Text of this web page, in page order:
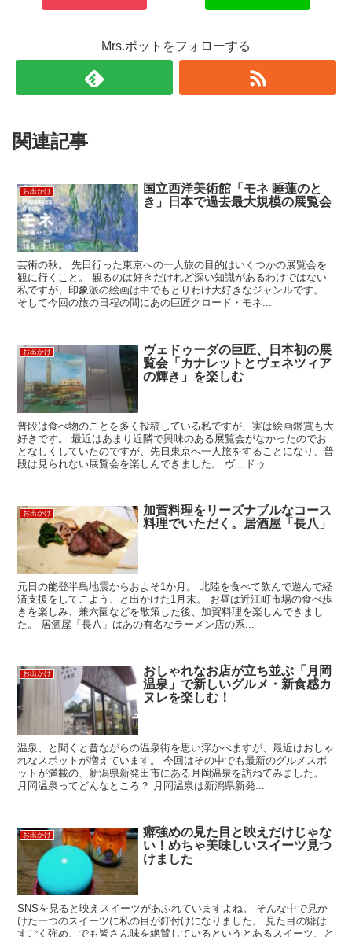
Mrs.ポットをフォローする
関連記事
お出かけ
国立西洋美術館「モネ 睡蓮のと
き」日本で過去最大規模の展覧会
芸術の秋。 先日行った東京への一人旅の目的はいくつかの展覧会を
観に行くこと。 観るのは好きだけれど深い知識があるわけではない
私ですが、印象派の絵画は中でもとりわけ大好きなジャンルです。
そして今回の旅の日程の間にあの巨匠クロード・モネ...
お出かけ
ヴェドゥーダの巨匠、日本初の展
覧会「カナレットとヴェネツィア
の輝き」を楽しむ
普段は食べ物のことを多く投稿している私ですが、実は絵画鑑賞も大
好きです。 最近はあまり近隣で興味のある展覧会がなかったのでお
となしくしていたのですが、先日東京へ一人旅をすることになり、普
段は見られない展覧会を楽しんできました。 ヴェドゥ...
お出かけ
加賀料理をリーズナブルなコース
料理でいただく。居酒屋「長八」
元日の能登半島地震からおよそ1か月。 北陸を食べて飲んで遊んで経
済支援をしてこよう、と出かけた1月末。 お昼は近江町市場の食べ歩
きを楽しみ、兼六園などを散策した後、加賀料理を楽しんできまし
た。 居酒屋「長八」はあの有名なラーメン店の系...
お出かけ
おしゃれなお店が立ち並ぶ「月岡
温泉」で新しいグルメ・新食感カ
ヌレを楽しむ！
温泉、と聞くと昔ながらの温泉街を思い浮かべますが、最近はおしゃ
れなスポットが増えています。 今回はその中でも最新のグルメスポ
ットが満載の、新潟県新発田市にある月岡温泉を訪ねてみました。
月岡温泉ってどんなところ？ 月岡温泉は新潟県新発...
お出かけ
癖強めの見た目と映えだけじゃな
い！めちゃ美味しいスイーツ見つ
けました
SNSを見ると映えスイーツがあふれていますよね。 そんな中で見か
けた一つのスイーツに私の目が釘付けになりました。 見た目の癖は
すごく強め、でも皆さん味を絶賛しているというとあるスイーツ、と